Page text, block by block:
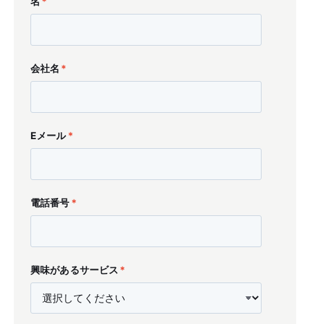
会社名 *
Eメール*
電話番号 *
興味があるサービス *